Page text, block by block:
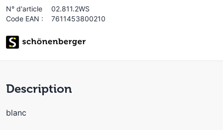
N° d'article
02.811.2WS
Code EAN :
7611453800210
Description
blanc